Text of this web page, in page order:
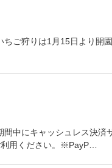
ご狩りは1月15日より開
中にキャッシュレス決済
用ください。※PayP…